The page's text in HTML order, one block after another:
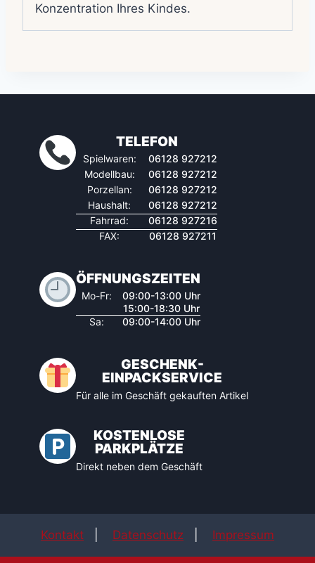
Konzentration Ihres Kindes.
TELEFON
Spielwaren:
06128 927212
Modellbau:
06128 927212
Porzellan:
06128 927212
Haushalt:
06128 927212
Fahrrad:
06128 927216
FAX:
06128 927211
ÖFFNUNGSZEITEN
Mo-Fr:
09:00-13:00 Uhr
15:00-18:30 Uhr
Sa:
09:00-14:00 Uhr
GESCHENK-
EINPACKSERVICE
Für alle im Geschäft gekauften Artikel
KOSTENLOSE
PARKPLÄTZE
Direkt neben dem Geschäft
Kontakt Datenschutz Impressum